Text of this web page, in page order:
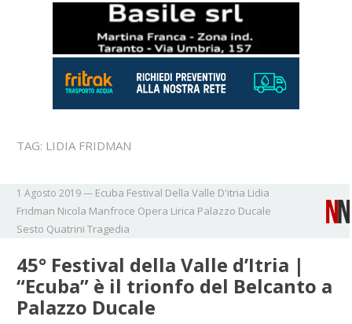
TAG: LIDIA FRIDMAN
1 Agosto 2019— Ecuba Festival Della Valle D'itria Lidia
Fridman Nicola Manfroce Opera Lirica Palazzo Ducale
Sesto Quatrini Tragedia
45° Festival della Valle d’Itria |
“Ecuba” è il trionfo del Belcanto a
Palazzo Ducale